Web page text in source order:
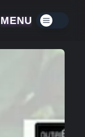
MENU
Menú contraído